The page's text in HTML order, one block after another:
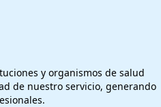
y organismos de salud
de nuestro servicio, generando